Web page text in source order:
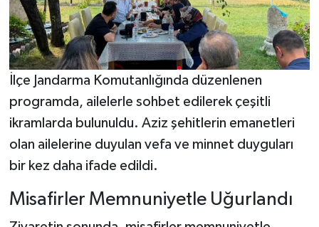
İlçe Jandarma Komutanlığında düzenlenen
programda, ailelerle sohbet edilerek çeşitli
ikramlarda bulunuldu. Aziz şehitlerin emanetleri
olan ailelerine duyulan vefa ve minnet duyguları
bir kez daha ifade edildi.
Misafirler Memnuniyetle Uğurlandı